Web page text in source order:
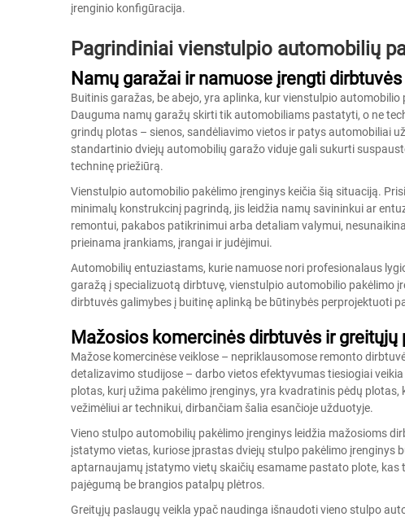
įrenginio konfigūracija.
Pagrindiniai vienstulpio automobilių
Namų garažai ir namuose įrengti dirbtuvės
Buitinis garažas, be abejo, yra aplinka, kur vienstulpio
Dauguma namų garažų skirti tik automobiliams pastatyti, o ne
grindų plotas – sienos, sandėliavimo vietos ir patys automobiliai
standartinio dviejų automobilių garažo viduje gali sukurti
techninę priežiūrą.
Vienstulpio automobilio pakėlimo įrenginys keičia šią situaciją.
minimalų konstrukcinį pagrindą, jis leidžia namų savininkui ar
remontui, pakabos patikrinimui arba detaliam valymui,
prieinama įrankiams, įrangai ir judėjimui.
Automobilių entuziastams, kurie namuose nori profesionalaus
garažą į specializuotą dirbtuvę, vienstulpio automobilio pakėlimo
dirbtuvės galimybes į buitinę aplinką be būtinybės perprojektuoti
Mažosios komercinės dirbtuvės ir greitųjų
Mažose komercinėse veiklose – nepriklausomose remonto
detalizavimo studijose – darbo vietos efektyvumas tiesiogiai
plotas, kurį užima pakėlimo įrenginys, yra kvadratinis pėdų
vežimėliui ar technikui, dirbančiam šalia esančioje užduotyje.
Vieno stulpo automobilių pakėlimo įrenginys leidžia mažosioms
įstatymo vietas, kuriose įprastas dviejų stulpo pakėlimo įrenginys
aptarnaujamų įstatymo vietų skaičių esamame pastato plote,
pajėgumą be brangios patalpų plėtros.
Greitųjų paslaugų veikla ypač naudinga išnaudoti vieno stulpo